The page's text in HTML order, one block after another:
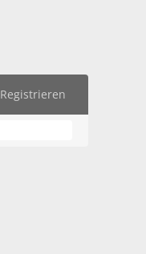
Registrieren